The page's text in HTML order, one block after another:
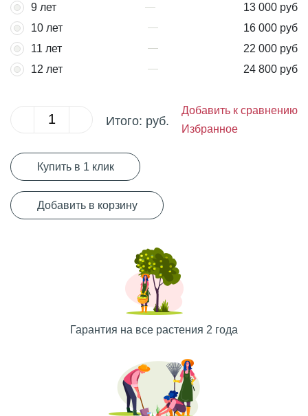
9 лет
13 000 руб
10 лет
16 000 руб
11 лет
22 000 руб
12 лет
24 800 руб
Итого: руб.
Добавить к сравнению
Избранное
Купить в 1 клик
Добавить в корзину
Гарантия на все растения 2 года